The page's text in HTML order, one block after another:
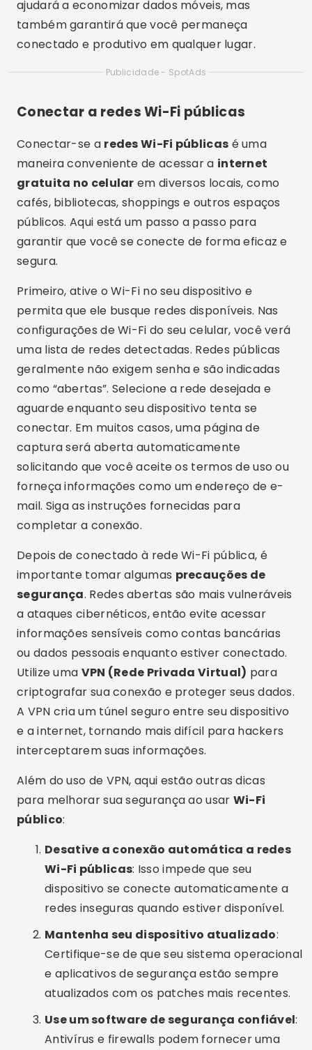
gratuita no celularem diversos locais, como
cafés, bibliotecas, shoppings e outros espaços
públicos. Aqui está um passo a passo para
garantir que você se conecte de forma eficaz e
Primeiro, ative o Wi-Fi no seu dispositivo e
permita que ele busque redes disponíveis. Nas
configurações de Wi-Fi do seu celular, você verá
uma lista de redes detectadas. Redes públicas
geralmente não exigem senha e são indicadas
como “abertas”. Selecione a rede desejada e
aguarde enquanto seu dispositivo tenta se
conectar. Em muitos casos, uma página de
captura será aberta automaticamente
solicitando que você aceite os termos de uso ou
forneça informações como um endereço de e-
mail. Siga as instruções fornecidas para
completar a conexão.
Depois de conectado à rede Wi-Fi pública, é
importante tomar algumas
precauções de
segurança . Redes abertas são mais vulneráveis
a ataques cibernéticos, então evite acessar
informações sensíveis como contas bancárias
ou dados pessoais enquanto estiver conectado.
Utilize uma
VPN (Rede Privada Virtual)
criptografar sua conexão e proteger seus dados.
A VPN cria um túnel seguro entre seu dispositivo
e a internet, tornando mais difícil para hackers
interceptarem suas informações.
Além do uso de VPN, aqui estão outras dicas
para melhorar sua segurança ao usar
Wi-Fi
público :
Desative a conexão automática a redes
Wi-Fi públicas: Isso impede que seu
dispositivo se conecte automaticamente a
redes inseguras quando estiver disponível.
Mantenha seu dispositivo atualizado
Certifique-se de que seu sistema operacional
e aplicativos de segurança estão sempre
atualizados com os patches mais recentes.
Use um software de segurança confiável
Antivírus e firewalls podem fornecer uma
camada adicional de proteção contra
ameaças online.
Desconecte-se da rede quando não
estiver usando a internet: Isso reduz a
exposição a possíveis ataques enquanto você
não está navegando.
Ao seguir esses passos e tomar as devidas
precauções, você pode aproveitar ainternet